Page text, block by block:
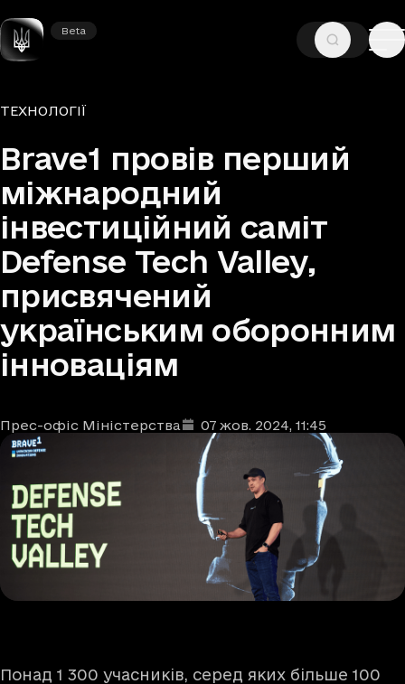
Beta
Beta
ГОЛОВНА —НОВИНИ
Рубрики
ТЕХНОЛОГІЇ
Brave1 провів перший
міжнародний
інвестиційний саміт
Defense Tech Valley,
присвячений
українським оборонним
інноваціям
Автори
Прес-офіс Міністерства
Дата та час публікації: 07 жов. 2024, 11:45
Понад 1 300 учасників, серед яких більше 100